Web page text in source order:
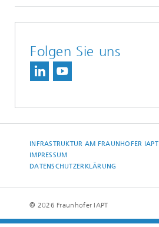
Folgen Sie uns
INFRASTRUKTUR AM FRAUNHOFER IAPT
IMPRESSUM
DATENSCHUTZERKLÄRUNG
© 2026 Fraunhofer IAPT